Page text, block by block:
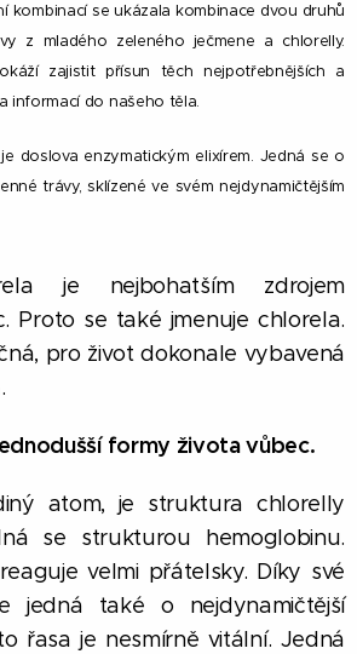
kombinací se ukázala kombinace dvou druhů
z mladého zeleného ječmene a chlorelly.
zajistit přísun těch nejpotřebnějších a
informací do našeho těla.
je doslova enzymatickým elixírem. Jedná se o
trávy, sklízené ve svém nejdynamičtějším
je nejbohatším zdrojem
Proto se také jmenuje chlorela.
pro život dokonale vybavená
formy života vůbec.
atom, je struktura chlorelly
se strukturou hemoglobinu.
velmi přátelsky. Díky své
jedná také o nejdynamičtější
řasa je nesmírně vitální. Jedná